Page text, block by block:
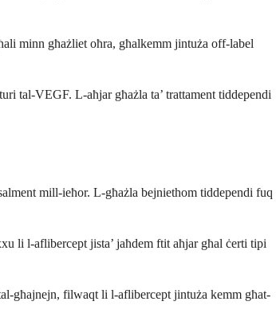
minn għażliet oħra, għalkemm jintuża off-label
tal-VEGF. L-aħjar għażla ta’ trattament tiddependi
mill-ieħor. L-għażla bejniethom tiddependi fuq
li l-aflibercept jista’ jaħdem ftit aħjar għal ċerti tipi
għajnejn, filwaqt li l-aflibercept jintuża kemm għat-